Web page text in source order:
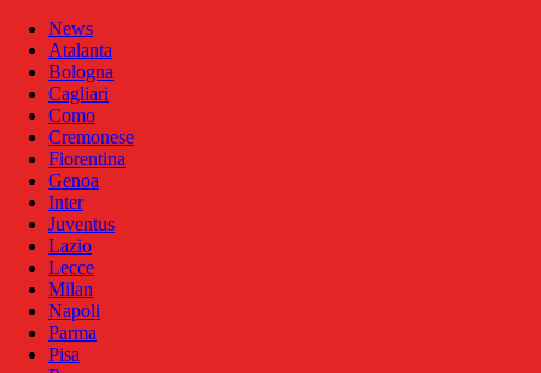
News
Atalanta
Bologna
Cagliari
Como
Cremonese
Fiorentina
Genoa
Inter
Juventus
Lazio
Lecce
Milan
Napoli
Parma
Pisa